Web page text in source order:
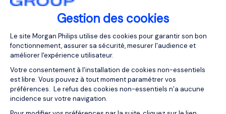
Gestion des cookies
Plateforme de Gestion du
Le site Morgan Philips utilise des cookies pour garantir son bon
fonctionnement, assurer sa sécurité, mesurer l'audience et
améliorer l'expérience utilisateur.
Votre consentement à l'installation de cookies non-essentiels
est libre. Vous pouvez à tout moment paramétrer vos
préférences. Le refus des cookies non-essentiels n’a aucune
incidence sur votre navigation.
Libertés.
1